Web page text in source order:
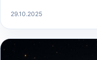
29.10.2025